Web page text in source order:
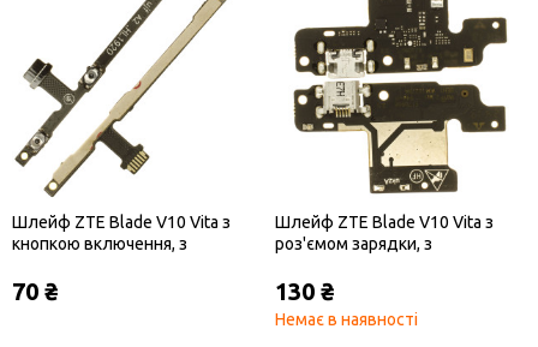
Шлейф ZTE Blade V10 Vita з
кнопкою включення, з
70 ₴
Шлейф ZTE Blade V10 Vita з
роз'ємом зарядки, з
130 ₴
Немає в наявності